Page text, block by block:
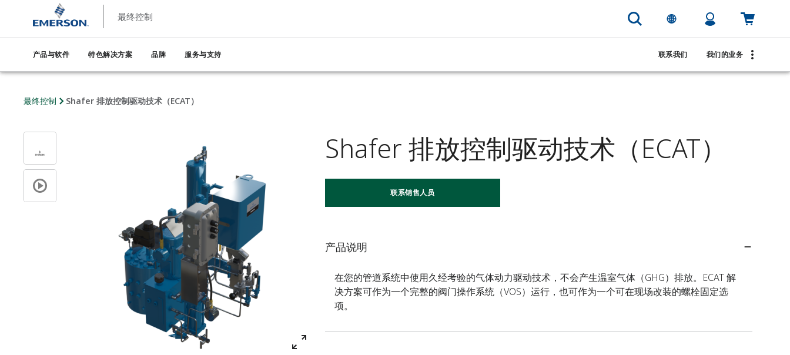
最终控制
产品与软件 特色解决方案 品牌 服务与支持 联系我们 我们的业务
最终控制 Shafer 排放控制驱动技术（ECAT）
Shafer 排放控制驱动技术（ECAT）
联系销售人员
产品说明
在您的管道系统中使用久经考验的气体动力驱动技术，不会产生温室气体（GHG）排放。ECAT 解
决方案可作为一个完整的阀门操作系统（VOS）运行，也可作为一个可在现场改装的螺栓固定选
项。